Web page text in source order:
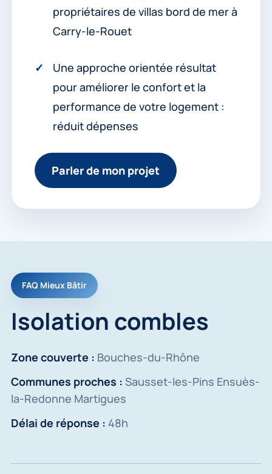
propriétaires de villas bord de mer à
Carry-le-Rouet
Une approche orientée résultat
pour améliorer le confort et la
performance de votre logement :
réduit dépenses
Parler de mon projet
FAQ Mieux Bâtir
Isolation combles
Zone couverte : Bouches-du-Rhône
Communes proches : Sausset-les-Pins Ensuès-
la-Redonne Martigues
Délai de réponse : 48h